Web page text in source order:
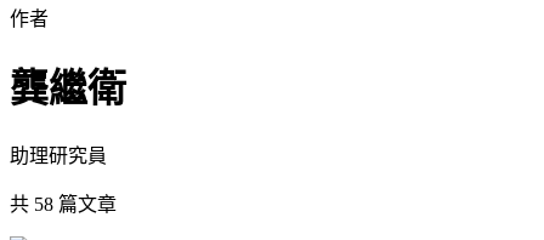
作者
龔繼衛
助理研究員
共 58 篇文章